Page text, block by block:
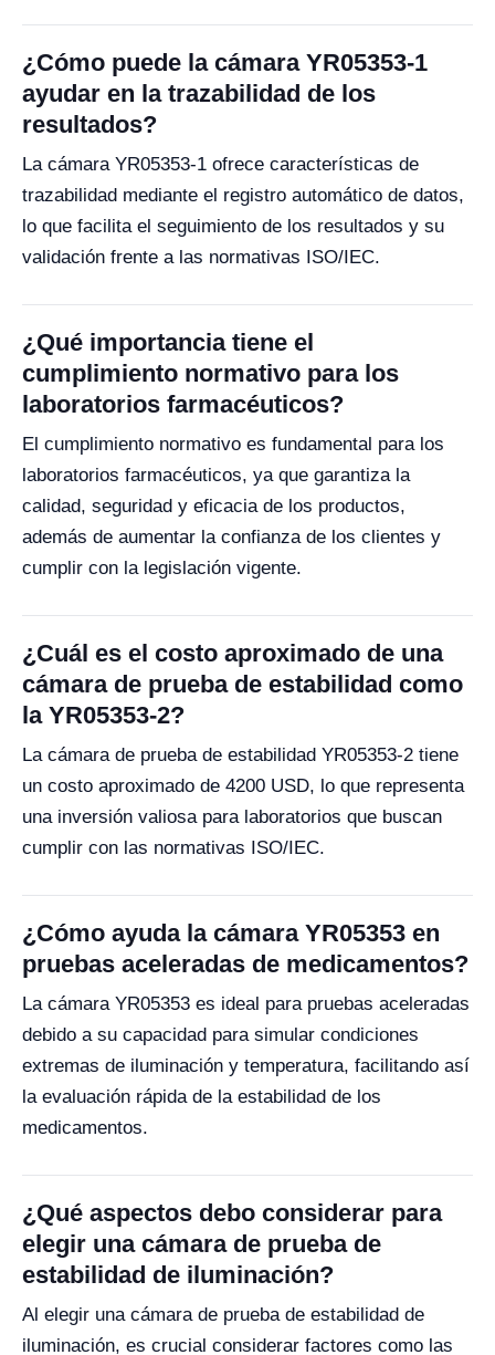
¿Cómo puede la cámara YR05353-1
ayudar en la trazabilidad de los
resultados?
La cámara YR05353-1 ofrece características de
trazabilidad mediante el registro automático de datos,
lo que facilita el seguimiento de los resultados y su
validación frente a las normativas ISO/IEC.
¿Qué importancia tiene el
cumplimiento normativo para los
laboratorios farmacéuticos?
El cumplimiento normativo es fundamental para los
laboratorios farmacéuticos, ya que garantiza la
calidad, seguridad y eficacia de los productos,
además de aumentar la confianza de los clientes y
cumplir con la legislación vigente.
¿Cuál es el costo aproximado de una
cámara de prueba de estabilidad como
la YR05353-2?
La cámara de prueba de estabilidad YR05353-2 tiene
un costo aproximado de 4200 USD, lo que representa
una inversión valiosa para laboratorios que buscan
cumplir con las normativas ISO/IEC.
¿Cómo ayuda la cámara YR05353 en
pruebas aceleradas de medicamentos?
La cámara YR05353 es ideal para pruebas aceleradas
debido a su capacidad para simular condiciones
extremas de iluminación y temperatura, facilitando así
la evaluación rápida de la estabilidad de los
medicamentos.
¿Qué aspectos debo considerar para
elegir una cámara de prueba de
estabilidad de iluminación?
Al elegir una cámara de prueba de estabilidad de
iluminación, es crucial considerar factores como las